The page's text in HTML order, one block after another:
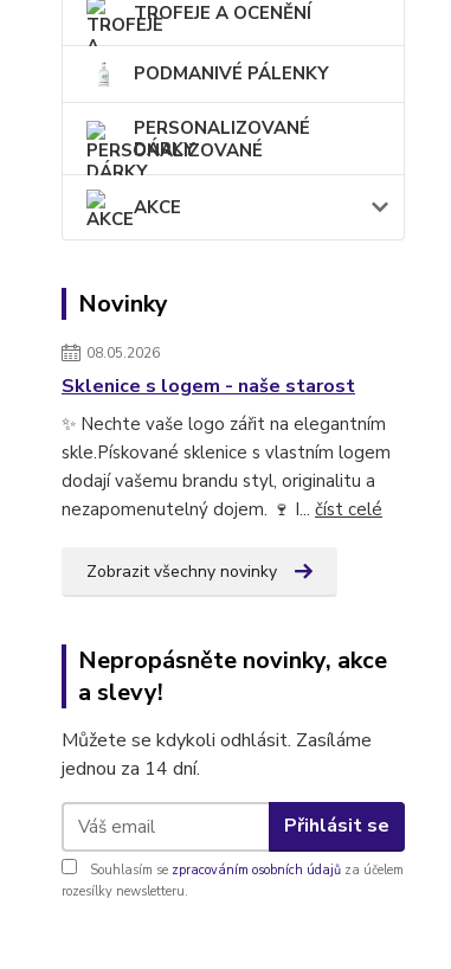
TROFEJE A OCENĚNÍ
PODMANIVÉ PÁLENKY
PERSONALIZOVANÉ
DÁRKY
AKCE
Novinky
08.05.2026
Sklenice s logem - naše starost
✨ Nechte vaše logo zářit na elegantním
skle.Pískované sklenice s vlastním logem
dodají vašemu brandu styl, originalitu a
nezapomenutelný dojem. 🍷 I... číst celé
Zobrazit všechny novinky
Nepropásněte novinky, akce
a slevy!
Můžete se kdykoli odhlásit. Zasíláme
jednou za 14 dní.
Přihlásit se
Souhlasím se zpracováním osobních údajů za účelem
rozesílky newsletteru.